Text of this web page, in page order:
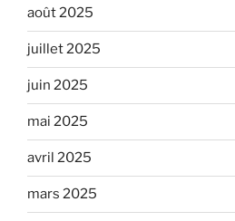
août 2025
juillet 2025
juin 2025
mai 2025
avril 2025
mars 2025